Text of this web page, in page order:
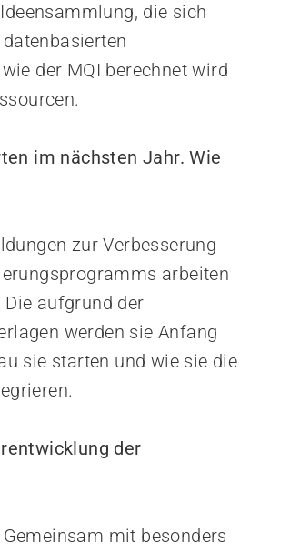
die sich
der MQI berechnet wird
im nächsten Jahr. Wie
zur Verbesserung
arbeiten
aufgrund der
werden sie Anfang
sie starten und wie sie die
der
mit besonders